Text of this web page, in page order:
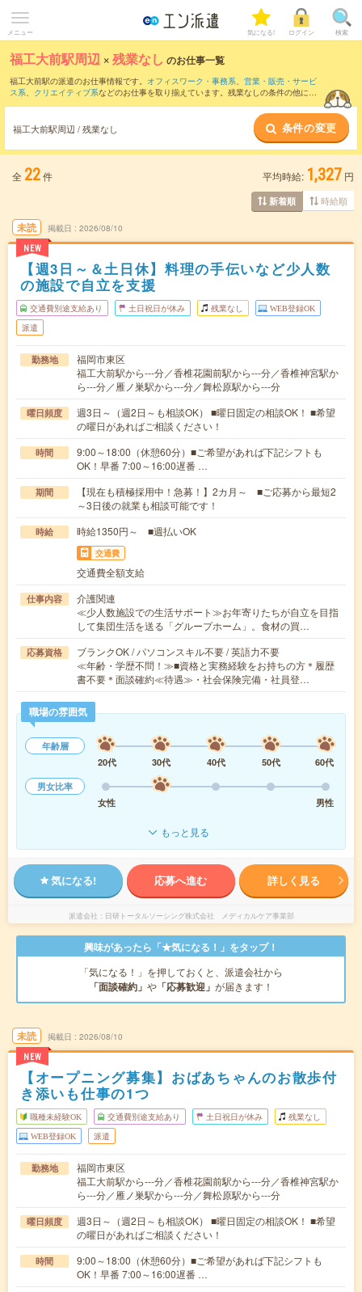
メニュー 気になる! ログイン 検索
福工大前駅周辺 ×残業なし のお仕事一覧
福工大前駅の派遣のお仕事情報です。 オフィスワーク・事務系、 営業・販売・サービ
ス系、 クリエイティブ系などのお仕事を取り揃えています。残業なしの条件の他に、
福工大前駅周辺 / 残業なし 条件の変更
全 22件 平均時給: 1,327 円
新着順 時給順
未読
NEW
掲載日 2026/08/10
【週3日～＆土日休】料理の手伝いなど少人数
の施設で自立を支援
交通費別途支給あり 土日祝日が休み 残業なし WEB登録OK
派遣
勤務地
福岡市東区
福工大前駅から---分／香椎花園前駅から---分／香椎神宮駅か
ら---分／雁ノ巣駅から---分／舞松原駅から---分
曜日頻度
週3日～（週2日～も相談OK） ■曜日固定の相談OK！ ■希望
の曜日があればご相談ください！
時間
9:00～18:00（休憩60分）■ご希望があれば下記シフトも
OK！早番 7:00～16:00遅番 …
期間
【現在も積極採用中！急募！】2カ月～ ■ご応募から最短2
～3日後の就業も相談可能です！
時給 時給1350円～ ■週払いOK
交通費
交通費全額支給
仕事内容
介護関連
≪少人数施設での生活サポート≫お年寄りたちが自立を目指
して集団生活を送る「グループホーム」。食材の買…
応募資格
ブランクOK / パソコンスキル不要 / 英語力不要
≪年齢・学歴不問！≫■資格と実務経験をお持ちの方＊履歴
書不要＊面談確約≪待遇≫・社会保険完備・社員登…
職場の雰囲気
年齢層
20代
30代 40代 50代
60代
男女比率
女性
男性
もっと見る
気になる! 応募へ進む 詳しく見る
派遣会社 日研トータルソーシング株式会社 メディカルケア事業部
興味があったら「★気になる！」をタップ！
「気になる！」を押しておくと、派遣会社から
「面談確約」 や 「応募歓迎」 が届きます！
未読
NEW
掲載日 2026/08/10
【オープニング募集】おばあちゃんのお散歩付
き添いも仕事の1つ
職種未経験OK 交通費別途支給あり 土日祝日が休み 残業なし
WEB登録OK 派遣
勤務地
福岡市東区
福工大前駅から---分／香椎花園前駅から---分／香椎神宮駅か
ら---分／雁ノ巣駅から---分／舞松原駅から---分
曜日頻度
週3日～（週2日～も相談OK） ■曜日固定の相談OK！ ■希望
の曜日があればご相談ください！
時間
9:00～18:00（休憩60分）■ご希望があれば下記シフトも
OK！早番 7:00～16:00遅番 …